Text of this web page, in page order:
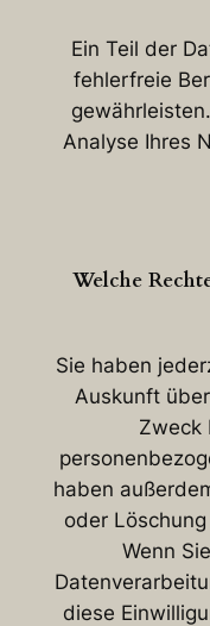
Ein Teil der
fehlerfreie
Analyse Ihres
Welche
Sie haben
Auskunft
Zweck
haben
oder
Wenn
diese